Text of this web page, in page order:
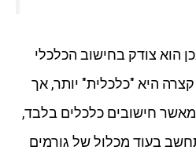
הוא צודק בחישוב הכלכלי
היא "כלכלית" יותר, אך
חישובים כלכלים בלבד,
בעוד מכלול של גורמים